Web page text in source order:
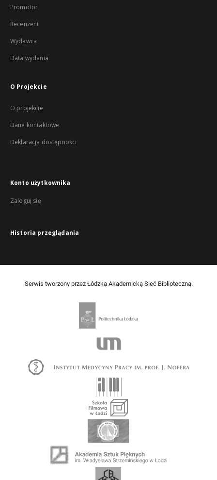
Promotor
Recenzent
Wydawca
Data wydania
O Projekcie
O projekcie
Dane kontaktowe
Deklaracja dostępności
Konto użytkownika
Zaloguj się
Historia przeglądania
Serwis tworzony przez Łódzką Akademicką Sieć Biblioteczną.